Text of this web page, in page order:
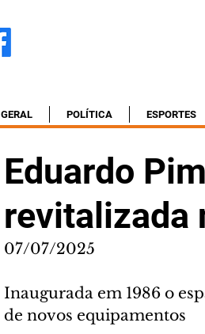
GERAL POLÍTICA ESPORTES
Eduardo
revitalizada
07/07/2025
Inaugurada em 1986 o
de novos equipamentos